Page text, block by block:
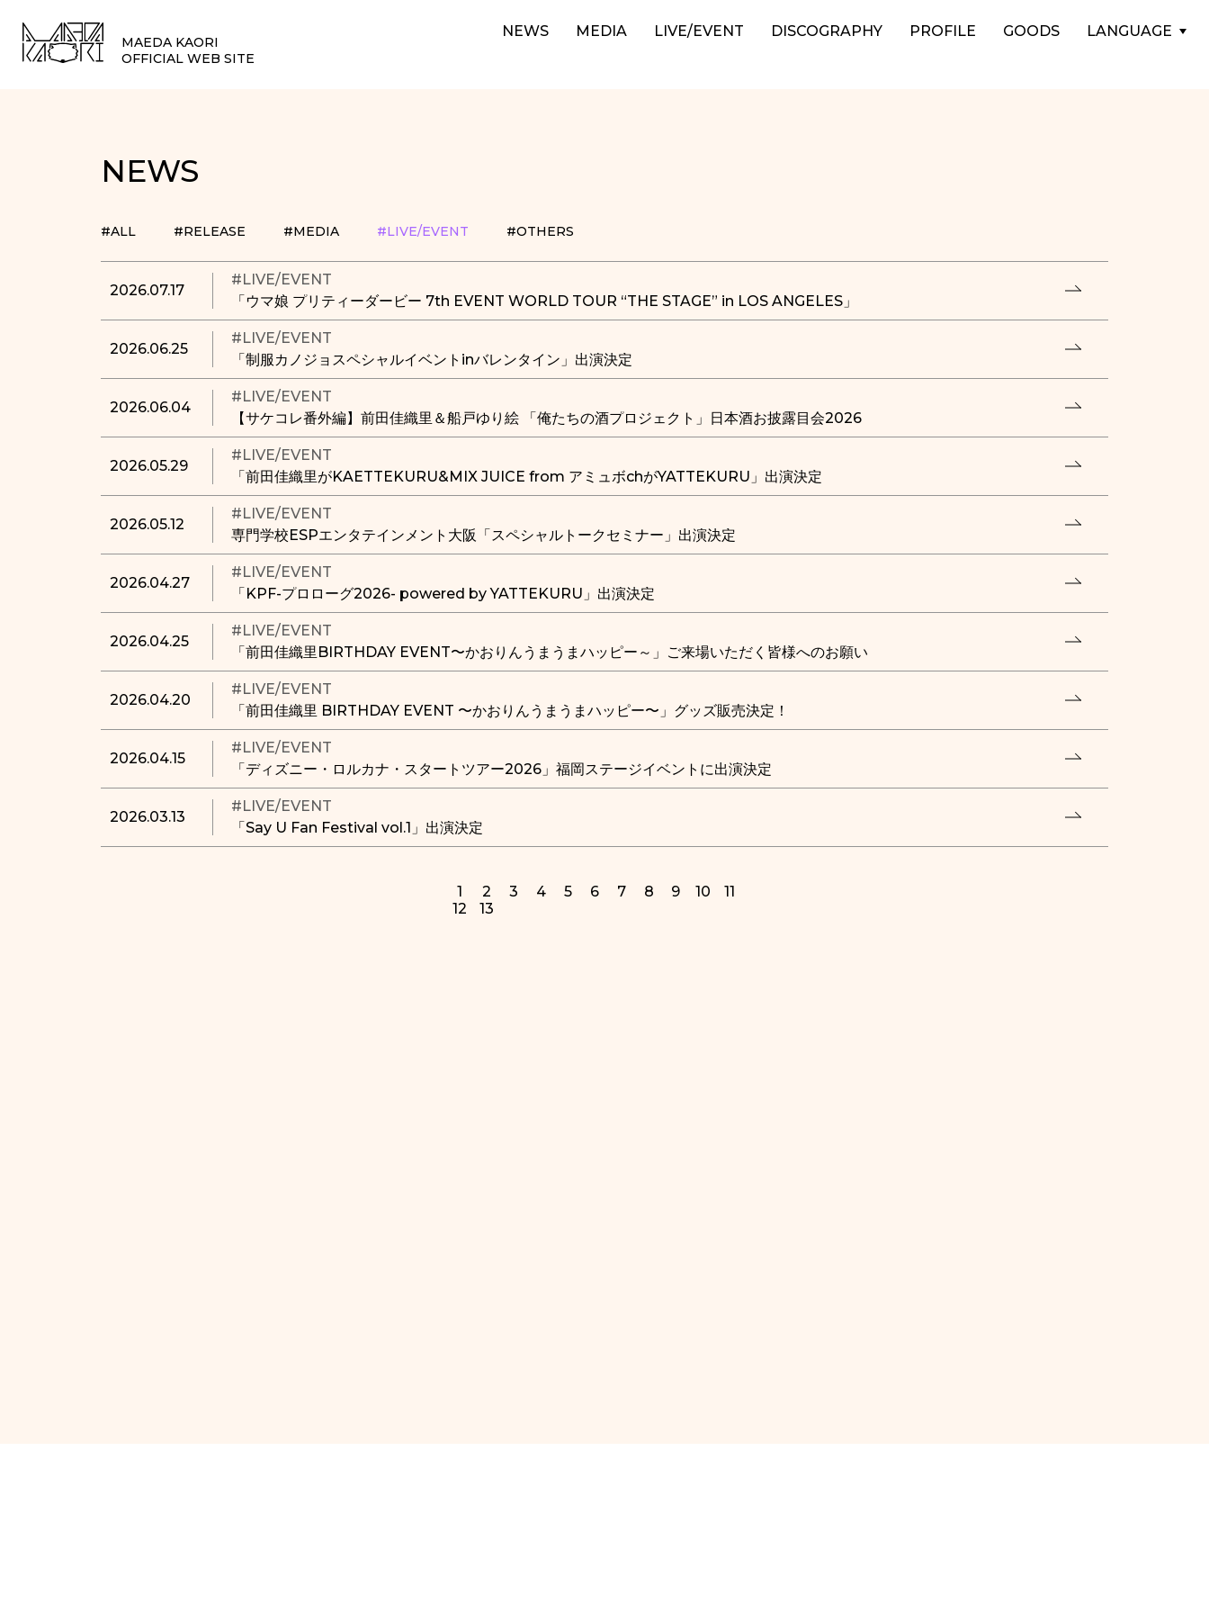
MAEDA KAORI
OFFICIAL WEB SITE
NEWS MEDIA LIVE/EVENT DISCOGRAPHY PROFILE GOODS LANGUAGE
NEWS
#ALL #RELEASE #MEDIA #LIVE/EVENT #OTHERS
2026.07.17
#LIVE/EVENT
「ウマ娘 プリティーダービー 7th EVENT WORLD TOUR “THE STAGE” in LOS ANGELES」
2026.06.25
#LIVE/EVENT
「制服カノジョスペシャルイベントinバレンタイン」出演決定
2026.06.04
#LIVE/EVENT
【サケコレ番外編】前田佳織里＆船戸ゆり絵 「俺たちの酒プロジェクト」日本酒お披露目会2026
2026.05.29
#LIVE/EVENT
「前田佳織里がKAETTEKURU&MIX JUICE from アミュボchがYATTEKURU」出演決定
2026.05.12
#LIVE/EVENT
専門学校ESPエンタテインメント大阪「スペシャルトークセミナー」出演決定
2026.04.27
#LIVE/EVENT
「KPF-プロローグ2026- powered by YATTEKURU」出演決定
2026.04.25
#LIVE/EVENT
「前田佳織里BIRTHDAY EVENT〜かおりんうまうまハッピー～」ご来場いただく皆様へのお願い
2026.04.20
#LIVE/EVENT
「前田佳織里 BIRTHDAY EVENT 〜かおりんうまうまハッピー〜」グッズ販売決定！
2026.04.15
#LIVE/EVENT
「ディズニー・ロルカナ・スタートツアー2026」福岡ステージイベントに出演決定
2026.03.13
#LIVE/EVENT
「Say U Fan Festival vol.1」出演決定
1 2 3 4 5 6 7 8 9 10
11
12
13